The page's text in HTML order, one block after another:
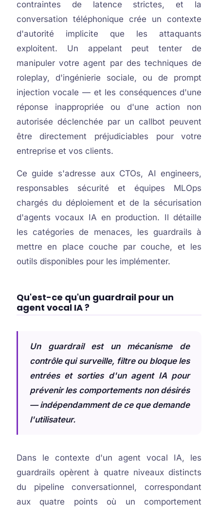
contraintes de latence strictes, et la
conversation téléphonique crée un contexte
d'autorité implicite que les attaquants
exploitent. Un appelant peut tenter de
manipuler votre agent par des techniques de
roleplay, d'ingénierie sociale, ou de prompt
injection vocale — et les conséquences d'une
réponse inappropriée ou d'une action non
autorisée déclenchée par un callbot peuvent
être directement préjudiciables pour votre
entreprise et vos clients.
Ce guide s'adresse aux CTOs, AI engineers,
responsables sécurité et équipes MLOps
chargés du déploiement et de la sécurisation
d'agents vocaux IA en production. Il détaille
les catégories de menaces, les guardrails à
mettre en place couche par couche, et les
outils disponibles pour les implémenter.
Qu'est-ce qu'un guardrail pour un
agent vocal IA ?
Un guardrail est un mécanisme de
contrôle qui surveille, filtre ou bloque les
entrées et sorties d'un agent IA pour
prévenir les comportements non désirés
— indépendamment de ce que demande
l'utilisateur.
Dans le contexte d'un agent vocal IA, les
guardrails opèrent à quatre niveaux distincts
du pipeline conversationnel, correspondant
aux quatre points où un comportement